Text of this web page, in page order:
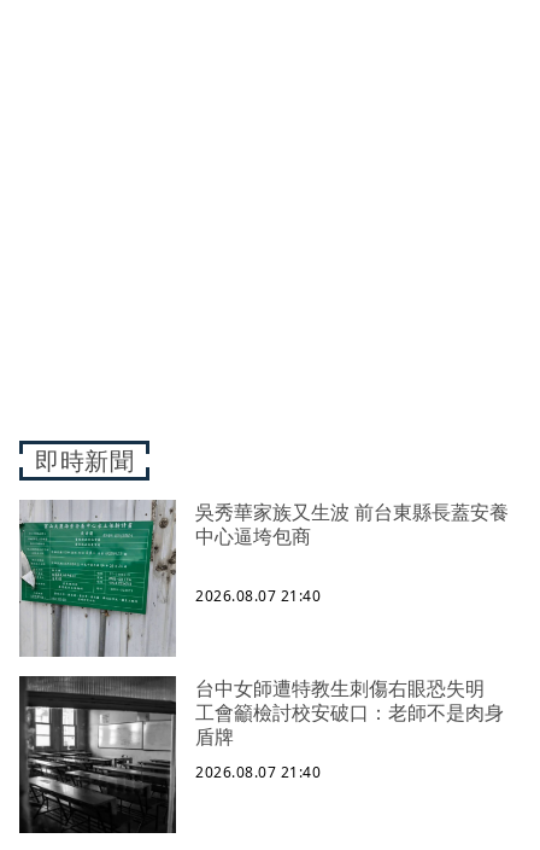
即時新聞
吳秀華家族又生波 前台東縣長蓋安養
中心逼垮包商
2026.08.07 21:40
台中女師遭特教生刺傷右眼恐失明
工會籲檢討校安破口：老師不是肉身
盾牌
2026.08.07 21:40